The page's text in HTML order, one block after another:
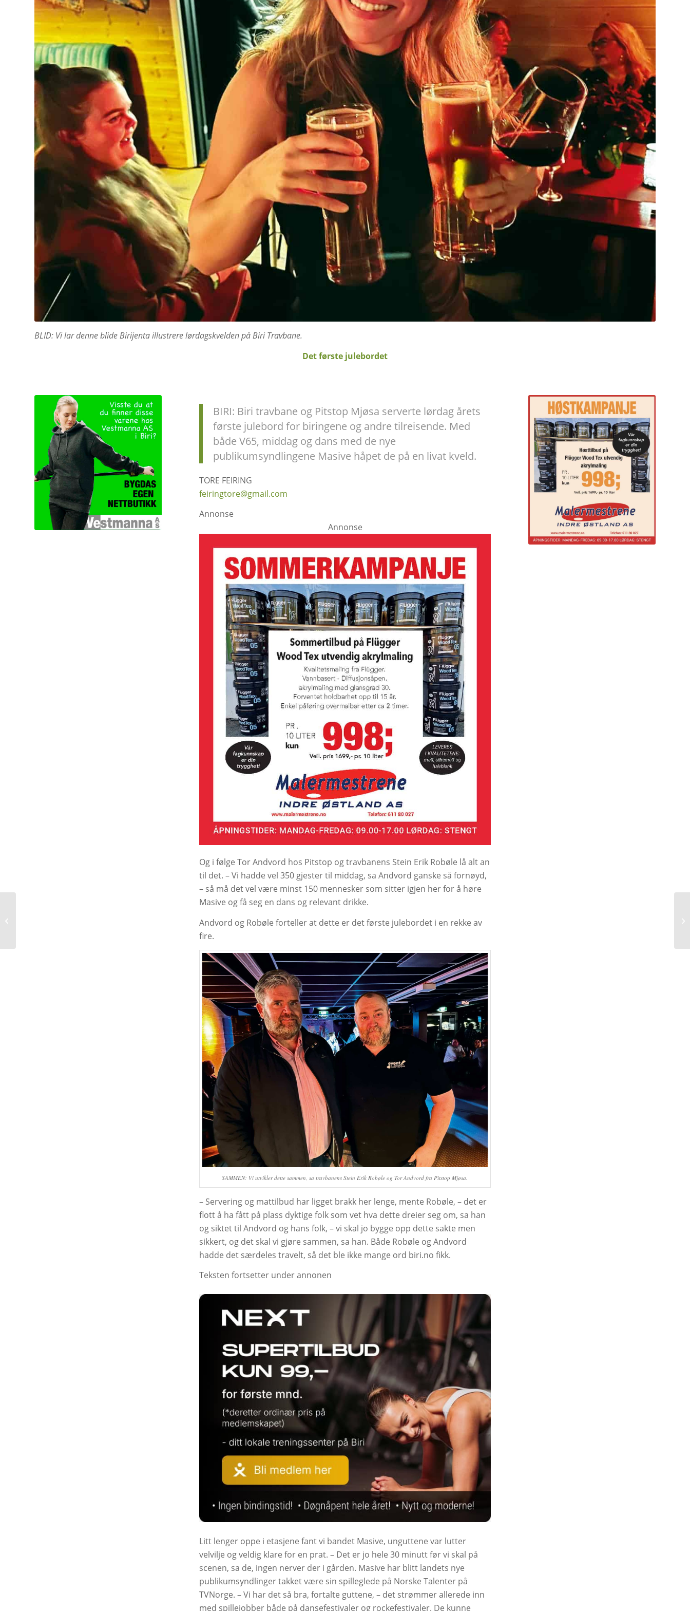
BLID: Vi lar denne blide Birijenta illustrere lørdagskvelden på Biri Travbane.
Det første julebordet
BIRI: Biri travbane og Pitstop Mjøsa serverte lørdag årets
første julebord for biringene og andre tilreisende. Med
både V65, middag og dans med de nye
publikumsyndlingene Masive håpet de på en livat kveld.
TORE FEIRING
feiringtore@gmail.com
Annonse
Annonse
Og i følge Tor Andvord hos Pitstop og travbanens Stein Erik Robøle lå alt an
til det. – Vi hadde vel 350 gjester til middag, sa Andvord ganske så fornøyd,
– så må det vel være minst 150 mennesker som sitter igjen her for å høre
Masive og få seg en dans og relevant drikke.
Andvord og Robøle forteller at dette er det første julebordet i en rekke av
fire.
SAMMEN: Vi utvikler dette sammen, sa travbanens Stein Erik Robøle og Tor Andvord fra Pitstop Mjøsa.
– Servering og mattilbud har ligget brakk her lenge, mente Robøle, – det er
flott å ha fått på plass dyktige folk som vet hva dette dreier seg om, sa han
og siktet til Andvord og hans folk, – vi skal jo bygge opp dette sakte men
sikkert, og det skal vi gjøre sammen, sa han. Både Robøle og Andvord
hadde det særdeles travelt, så det ble ikke mange ord biri.no fikk.
Teksten fortsetter under annonen
Litt lenger oppe i etasjene fant vi bandet Masive, unguttene var lutter
velvilje og veldig klare for en prat. – Det er jo hele 30 minutt før vi skal på
scenen, sa de, ingen nerver der i gården. Masive har blitt landets nye
publikumsyndlinger takket være sin spilleglede på Norske Talenter på
TVNorge. – Vi har det så bra, fortalte guttene, – det strømmer allerede inn
med spillejobber både på dansefestivaler og rockefestivaler. De kunne